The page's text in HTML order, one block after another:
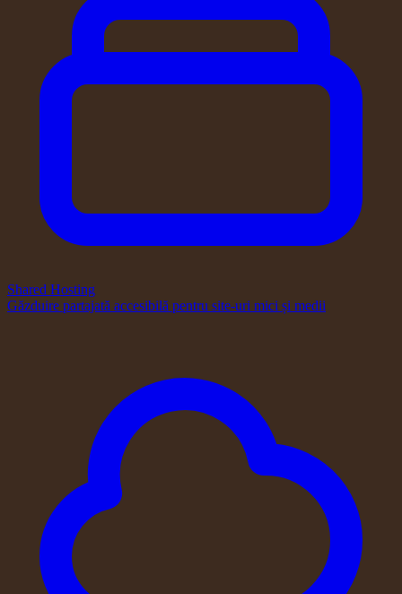
Shared Hosting
Găzduire partajată accesibilă pentru site-uri mici și medii